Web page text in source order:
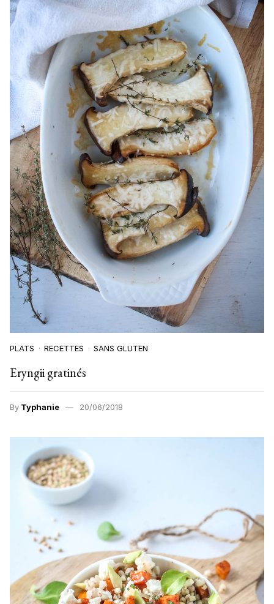
PLATS RECETTES SANS GLUTEN
Eryngii gratinés
By Typhanie 20/06/2018